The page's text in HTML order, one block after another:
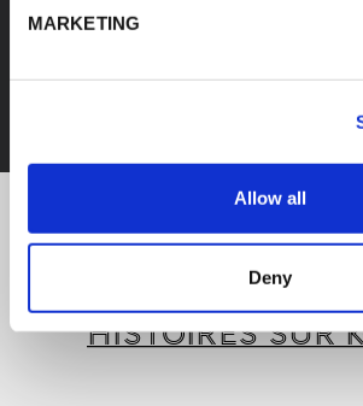
MARKETING
Allow all
Deny
DÉCOUVREZ TOUS LES
LES
NOUVELLES,
HISTOIRES SUR